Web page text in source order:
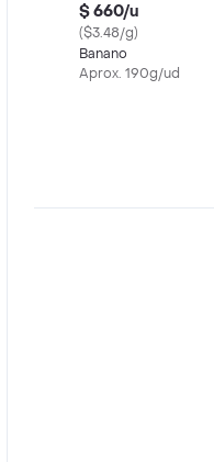
$ 660/u
($3.48/g)
Banano
Aprox. 190g/ud